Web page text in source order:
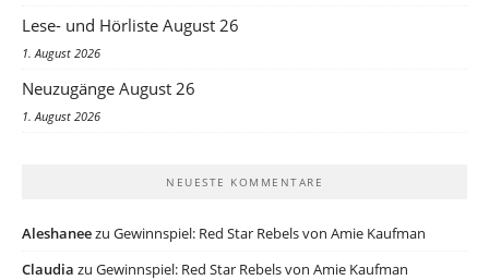
Lese- und Hörliste August 26
1. August 2026
Neuzugänge August 26
1. August 2026
NEUESTE KOMMENTARE
Aleshaneezu Gewinnspiel: Red Star Rebels von Amie Kaufman
Claudia zu Gewinnspiel: Red Star Rebels von Amie Kaufman